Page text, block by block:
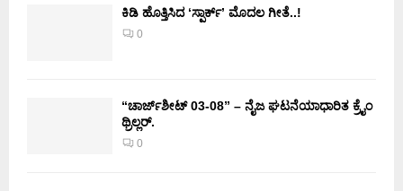
ಕಿಡಿ‌‌ ಹೊತ್ತಿಸಿದ ‘ಸ್ಪಾರ್ಕ್’ ಮೊದಲ‌ ಗೀತೆ..!
0
“ಚಾರ್ಜ್‌ಶೀಟ್ 03-08” – ನೈಜ ಘಟನೆಯಾಧಾರಿತ ಕ್ರೈಂ
ಥ್ರಿಲ್ಲರ್.
0